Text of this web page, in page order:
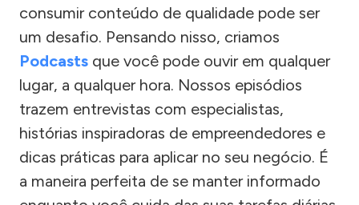
consumir conteúdo de qualidade pode ser
um desafio. Pensando nisso, criamos
Podcasts que você pode ouvir em qualquer
lugar, a qualquer hora. Nossos episódios
trazem entrevistas com especialistas,
histórias inspiradoras de empreendedores e
dicas práticas para aplicar no seu negócio. É
a maneira perfeita de se manter informado